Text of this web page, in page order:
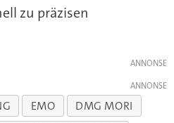
zu präzisen
EMO
DMG MORI